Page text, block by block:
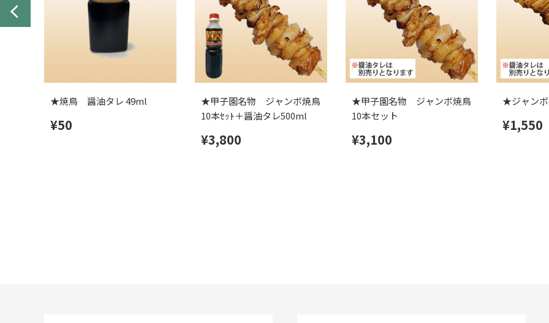
★焼鳥 醤油タレ 49ml
¥50
★甲子園名物 ジャンボ焼鳥
10本ｾｯﾄ＋醤油タレ500ml
¥3,800
★甲子園名物 ジャンボ焼鳥
10本セット
¥3,100
★ジャンボ
¥1,550